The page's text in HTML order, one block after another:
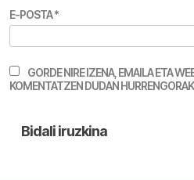
E-POSTA*
GORDE NIRE IZENA, EMAILA ETA
KOMENTATZEN DUDAN